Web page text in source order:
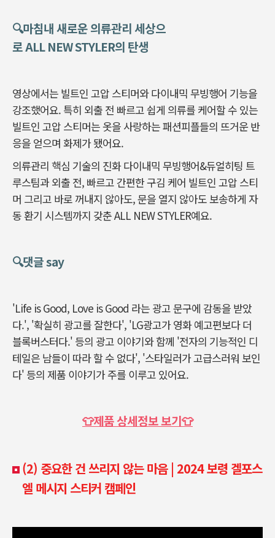
🔍마침내 새로운 의류관리 세상으
로 ALL NEW STYLER의 탄생
영상에서는 빌트인 고압 스티머와 다이내믹 무빙행어 기능을
강조했어요. 특히 외출 전 빠르고 쉽게 의류를 케어할 수 있는
빌트인 고압 스티머는 옷을 사랑하는 패션피플들의 뜨거운 반
응을 얻으며 화제가 됐어요.
의류관리 핵심 기술의 진화 다이내믹 무빙행어&듀얼히팅 트
루스팀과 외출 전, 빠르고 간편한 구김 케어 빌트인 고압 스티
머 그리고 바로 꺼내지 않아도, 문을 열지 않아도 보송하게 자
동 환기 시스템까지 갖춘 ALL NEW STYLER예요.
🔍댓글 say
'Life is Good, Love is Good 라는 광고 문구에 감동을 받았
다.', '확실히 광고를 잘한다', 'LG광고가 영화 예고편보다 더
블록버스터다.' 등의 광고 이야기와 함께 '전자의 기능적인 디
테일은 남들이 따라 할 수 없다', '스타일러가 고급스러워 보인
다' 등의 제품 이야기가 주를 이루고 있어요.
👕제품 상세정보 보기👕
(2) 중요한 건 쓰리지 않는 마음 | 2024 보령 겔포스
엘 메시지 스티커 캠페인